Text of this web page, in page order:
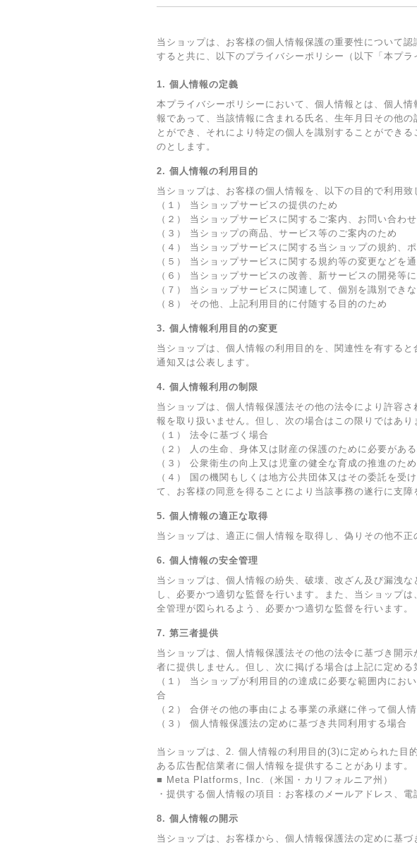
当ショップは、お客様の個人情報保護の重要性について
すると共に、以下のプライバシーポリシー（以下「本プ
1. 個人情報の定義
本プライバシーポリシーにおいて、個人情報とは、個人
報であって、当該情報に含まれる氏名、生年月日その他
とができ、それにより特定の個人を識別することができ
のとします。
2. 個人情報の利用目的
当ショップは、お客様の個人情報を、以下の目的で利用致
（１） 当ショップサービスの提供のため
（２） 当ショップサービスに関するご案内、お問い合わ
（３） 当ショップの商品、サービス等のご案内のため
（４） 当ショップサービスに関する当ショップの規約、
（５） 当ショップサービスに関する規約等の変更などを
（６） 当ショップサービスの改善、新サービスの開発等
（７） 当ショップサービスに関連して、個別を識別でき
（８） その他、上記利用目的に付随する目的のため
3. 個人情報利用目的の変更
当ショップは、個人情報の利用目的を、関連性を有する
通知又は公表します。
4. 個人情報利用の制限
当ショップは、個人情報保護法その他の法令により許容
報を取り扱いません。但し、次の場合はこの限りではあり
（１） 法令に基づく場合
（２） 人の生命、身体又は財産の保護のために必要があ
（３） 公衆衛生の向上又は児童の健全な育成の推進のた
（４） 国の機関もしくは地方公共団体又はその委託を受
て、お客様の同意を得ることにより当該事務の遂行に支障
5. 個人情報の適正な取得
当ショップは、適正に個人情報を取得し、偽りその他不正
6. 個人情報の安全管理
当ショップは、個人情報の紛失、破壊、改ざん及び漏洩
し、必要かつ適切な監督を行います。また、当ショップ
全管理が図られるよう、必要かつ適切な監督を行います。
7. 第三者提供
当ショップは、個人情報保護法その他の法令に基づき開
者に提供しません。但し、次に掲げる場合は上記に定める
（１） 当ショップが利用目的の達成に必要な範囲内に
合
（２） 合併その他の事由による事業の承継に伴って個人
（３） 個人情報保護法の定めに基づき共同利用する場合
当ショップは、2. 個人情報の利用目的(3)に定められた目
ある広告配信業者に個人情報を提供することがあります。
■ Meta Platforms, Inc.（米国・カリフォルニア州）
・提供する個人情報の項目：お客様のメールアドレス、
8. 個人情報の開示
当ショップは、お客様から、個人情報保護法の定めに基